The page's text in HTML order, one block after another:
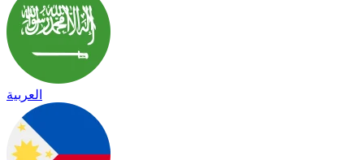
العربية